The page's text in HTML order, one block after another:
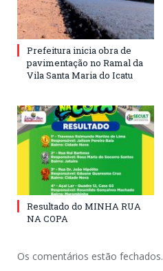
Prefeitura inicia obra de
pavimentação no Ramal da
Vila Santa Maria do Icatu
Resultado do MINHA RUA
NA COPA
Os comentários estão fechados.